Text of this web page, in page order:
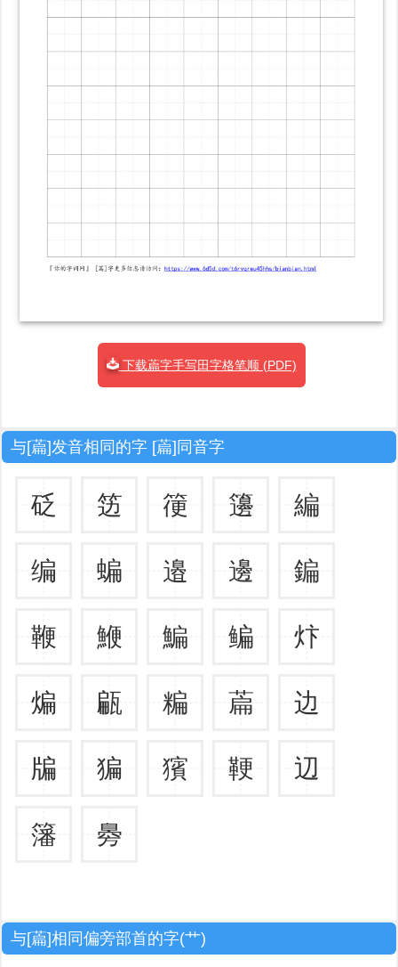
下载萹字手写田字格笔顺 (PDF)
与[萹]发音相同的字 [萹]同音字
砭 笾 箯 籩 編
编 蝙 邉 邊 鍽
鞭 鯾 鯿 鳊 炞
煸 甂 糄 萹 边
牑 猵 獱 鞕 辺
籓 臱
与[萹]相同偏旁部首的字(艹)